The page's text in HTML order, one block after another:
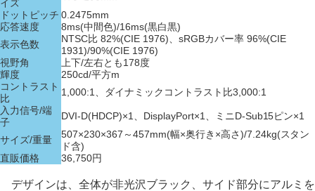
イズ
ドットピッチ 0.2475mm
応答速度
8ms(中間色)/16ms(黒白黒)
表示色数
NTSC比 82%(CIE 1976)、sRGBカバー率 96%(CIE
1931)/90%(CIE 1976)
視野角
上下/左右とも178度
輝度
250cd/平方m
コントラスト
比
1,000:1、ダイナミックコントラスト比3,000:1
入力信号/端
子
DVI-D(HDCP)×1、DisplayPort×1、ミニD-Sub15ピン×1
サイズ/重量
507×230×367～457mm(幅×奥行き×高さ)/7.24kg(スタン
ド含)
直販価格
36,750円
デザインは、全体が非光沢ブラック、サイド部分にアルミを